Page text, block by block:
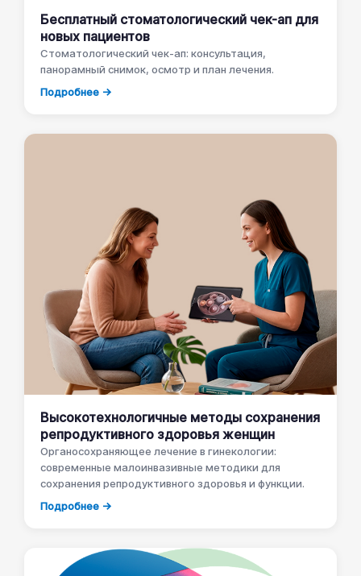
Бесплатный стоматологический чек-ап для
новых пациентов
Стоматологический чек-ап: консультация,
панорамный снимок, осмотр и план лечения.
Подробнее →
Высокотехнологичные методы сохранения
репродуктивного здоровья женщин
Органосохраняющее лечение в гинекологии:
современные малоинвазивные методики для
сохранения репродуктивного здоровья и функции.
Подробнее →